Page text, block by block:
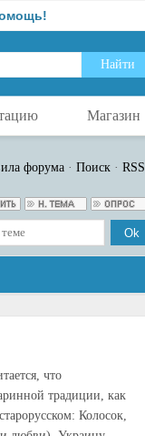
Магазин
форума · Поиск · RSS
что
традиции, как
Колосок,